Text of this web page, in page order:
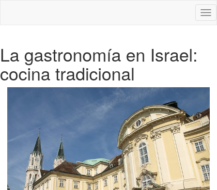
La gastronomía en Israel:
cocina tradicional